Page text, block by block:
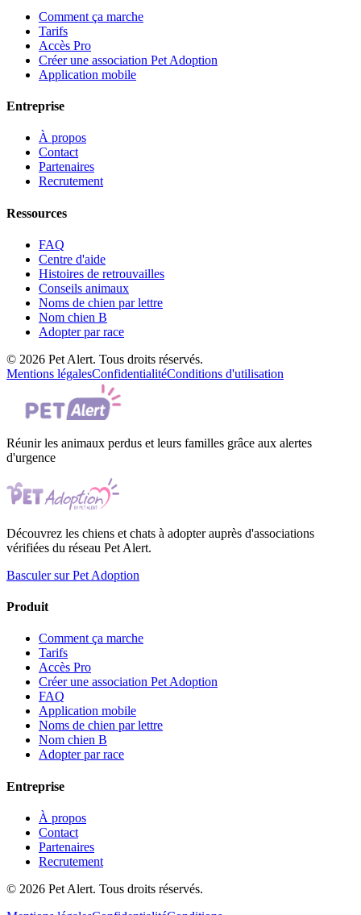
Comment ça marche
Tarifs
Accès Pro
Créer une association Pet Adoption
Application mobile
Entreprise
À propos
Contact
Partenaires
Recrutement
Ressources
FAQ
Centre d'aide
Histoires de retrouvailles
Conseils animaux
Noms de chien par lettre
Nom chien B
Adopter par race
© 2026 Pet Alert. Tous droits réservés.
Mentions légalesConfidentialitéConditions d'utilisation
Réunir les animaux perdus et leurs familles grâce aux alertes
d'urgence
Découvrez les chiens et chats à adopter auprès d'associations
vérifiées du réseau Pet Alert.
Basculer sur Pet Adoption
Produit
Comment ça marche
Tarifs
Accès Pro
Créer une association Pet Adoption
FAQ
Application mobile
Noms de chien par lettre
Nom chien B
Adopter par race
Entreprise
À propos
Contact
Partenaires
Recrutement
© 2026 Pet Alert. Tous droits réservés.